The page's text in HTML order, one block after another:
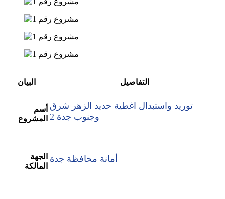
البيان التفاصيل
أسم
المشروع
توريد واستبدال اغطية حديد الزهر شرق
وجنوب جدة 2
الجهة
المالكة
أمانة محافظة جدة